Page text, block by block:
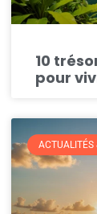
10
pour
ACTUALITÉS